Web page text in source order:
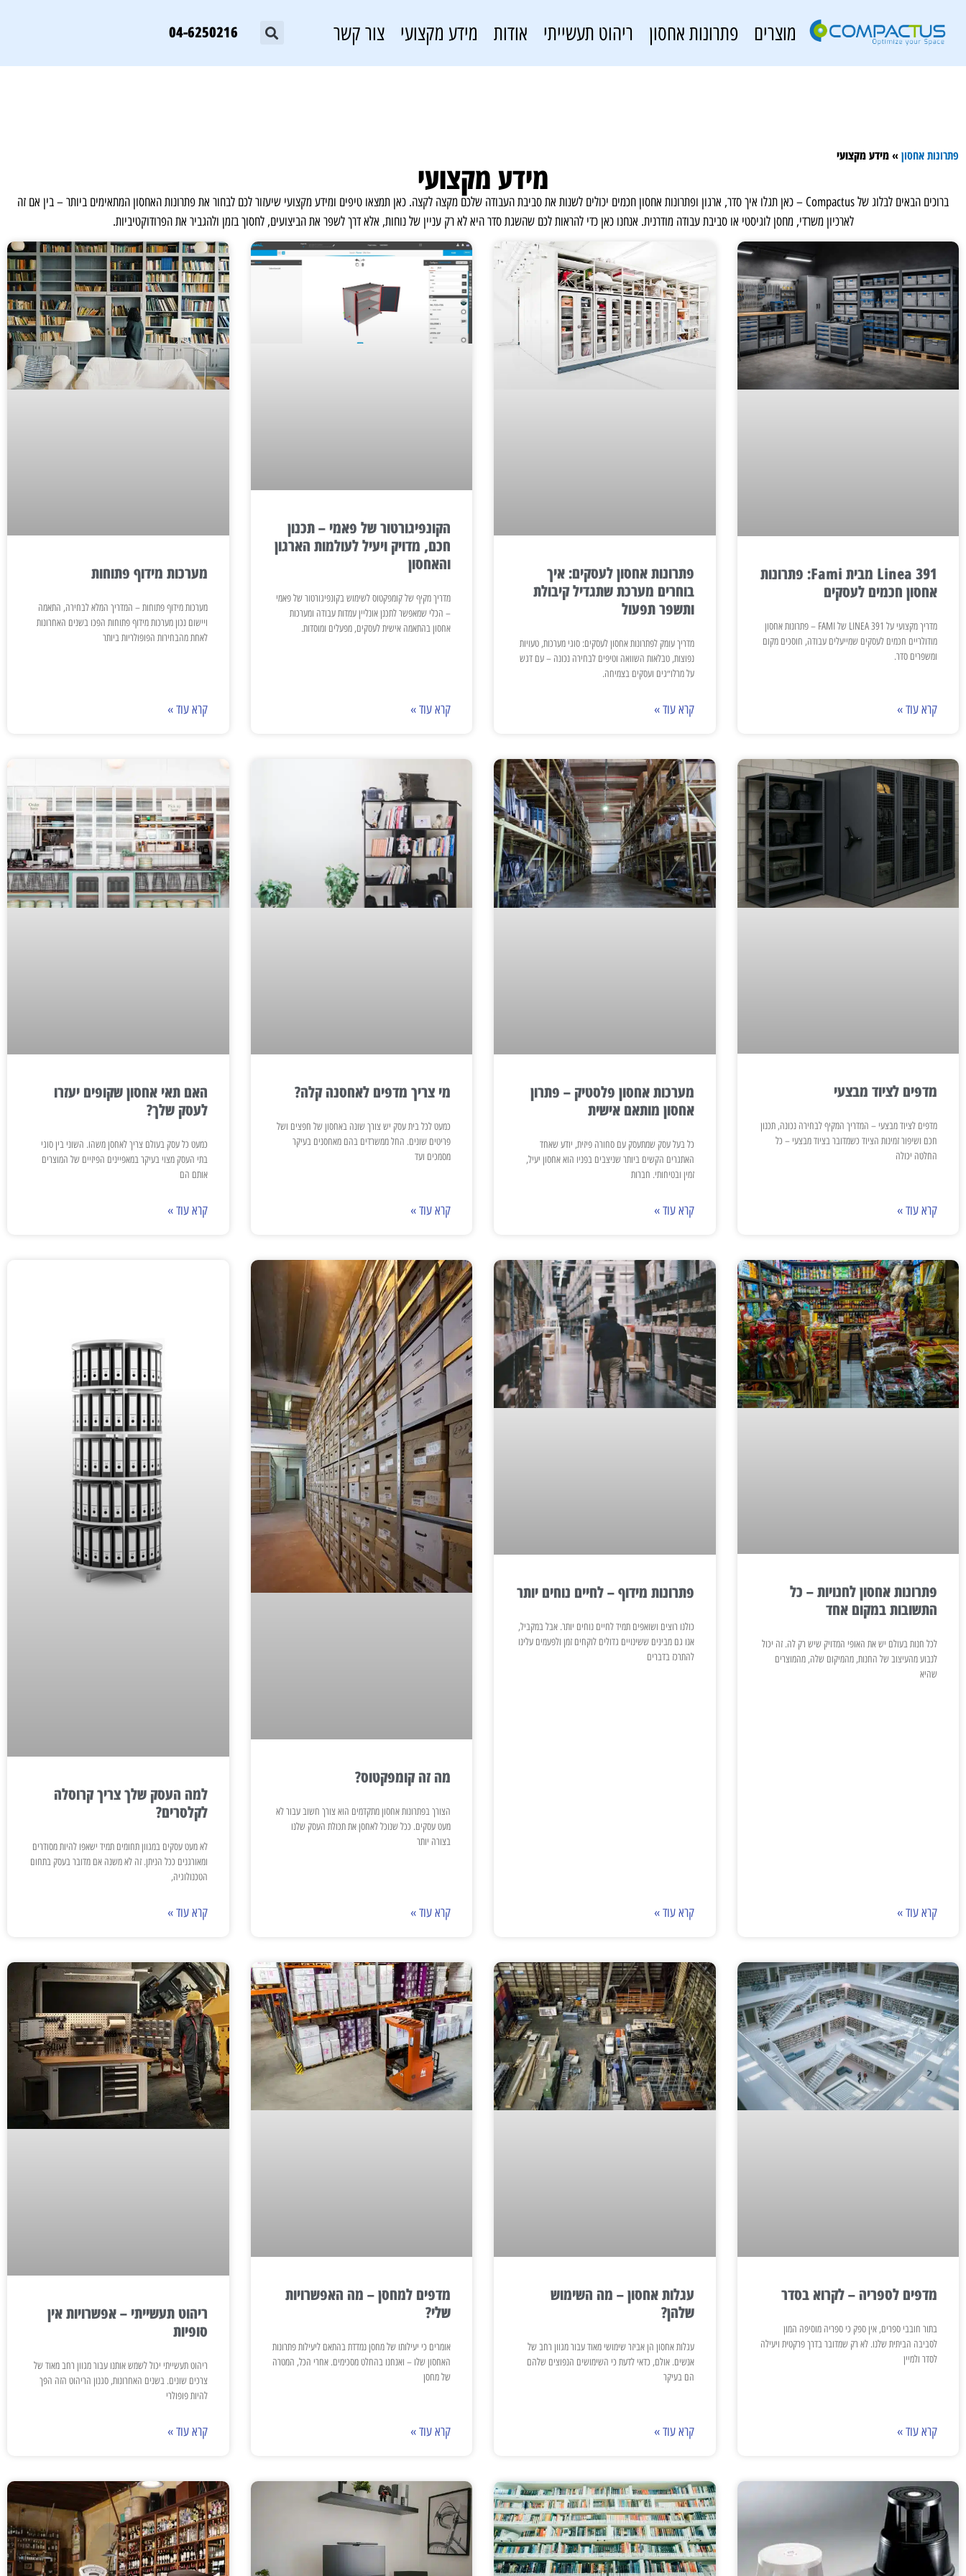
מוצרים פתרונות אחסון ריהוט תעשייתי אודות מידע מקצועי צור קשר 04-6250216
פתרונות אחסון»מידע מקצועי
מידע מקצועי
ברוכים הבאים לבלוג של Compactus – כאן תגלו איך סדר, ארגון ופתרונות אחסון חכמים יכולים לשנות את סביבת העבודה שלכם מקצה לקצה. כאן תמצאו טיפים ומידע מקצועי שיעזור לכם לבחור את פתרונות האחסון המתאימים ביותר – בין אם זה
לארכיון משרדי, מחסן לוגיסטי או סביבת עבודה מודרנית. אנחנו כאן כדי להראות לכם שהשגת סדר היא לא רק עניין של נוחות, אלא דרך לשפר את הביצועים, לחסוך בזמן ולהגביר את הפרודוקטיביות.
Linea 391 מבית Fami: פתרונות
אחסון חכמים לעסקים
מדריך מקצועי על LINEA 391 של FAMI – פתרונות אחסון
מודולריים חכמים לעסקים שמייעלים עבודה, חוסכים מקום
ומשפרים סדר.
קרא עוד »
פתרונות אחסון לעסקים: איך
בוחרים מערכת שתגדיל קיבולת
ותשפר תפעול
מדריך עומק לפתרונות אחסון לעסקים: סוגי מערכות, טעויות
נפוצות, טבלאות השוואה וטיפים לבחירה נכונה – עם דגש
על מרלו״גים ועסקים בצמיחה.
קרא עוד »
הקונפיגורטור של פאמי – תכנון
חכם, מדויק ויעיל לעולמות הארגון
והאחסון
מדריך מקיף של קומפקטוס לשימוש בקונפיגורטור של פאמי
– הכלי שמאפשר לתכנן אונליין עמדות עבודה ומערכות
אחסון בהתאמה אישית לעסקים, מפעלים ומוסדות.
קרא עוד »
מערכות מידוף פתוחות
מערכות מידוף פתוחות – המדריך המלא לבחירה, התאמה
ויישום נכון מערכות מידוף פתוחות הפכו בשנים האחרונות
לאחת מהבחירות הפופולריות ביותר
קרא עוד »
מדפים לציוד מבצעי
מדפים לציוד מבצעי – המדריך המקיף לבחירה נכונה, תכנון
חכם ושיפור זמינות הציוד כשמדובר בציוד מבצעי – כל
החלטה יכולה
קרא עוד »
מערכות אחסון פלסטיק – פתרון
אחסון מותאם אישית
כל בעל עסק שמתעסק עם סחורה פיזית, יודע שאחד
האתגרים הקשים ביותר שניצבים בפניו הוא אחסון יעיל,
זמין ובטיחותי. חברות
קרא עוד »
מי צריך מדפים לאחסנה קלה?
כמעט לכל בית עסק יש צורך שונה באחסון של חפצים ושל
פריטים שונים. החל ממשרדים בהם מאחסנים בעיקר
מסמכים ועד
קרא עוד »
האם תאי אחסון שקופים יעזרו
לעסק שלך?
כמעט כל עסק בעולם צריך לאחסן משהו. השוני בין סוגי
בתי העסק מצוי בעיקר במאפיינים הפיזיים של המוצרים
אותם הם
קרא עוד »
פתרונות אחסון לחנויות – כל
התשובות במקום אחד
לכל חנות בעולם יש את האופי המדויק שיש רק לה. זה יכול
לנבוע מהעיצוב של החנות, מהמיקום שלה, מהמוצרים
שהיא
קרא עוד »
פתרונות מידוף – לחיים נוחים יותר
כולנו רוצים ושואפים תמיד לחיים נוחים יותר. אבל במקביל,
אנו גם מבינים ששינויים גדולים לוקחים זמן ולפעמים עלינו
להתרכז בדברים
קרא עוד »
מה זה קומפקטוס?
הצורך בפתרונות אחסון מתקדמים הוא צורך חשוב עבור לא
מעט עסקים. ככל שנוכל לאחסן את תכולת העסק שלנו
בצורה יותר
קרא עוד »
למה העסק שלך צריך קרוסלה
לקלסרים?
לא מעט עסקים במגוון תחומים תמיד ישאפו להיות מסודרים
ומאורגנים ככל הניתן. זה לא משנה אם מדובר בעסק בתחום
הטכנולוגיה,
קרא עוד »
מדפים לספריה – לקרוא בסדר
בתור חובבי ספרים, אין ספק כי ספריה מוסיפה המון
לסביבה הביתית שלנו. לא רק שמדובר בדרך פרקטית ויעילה
לסדר ולמיין
קרא עוד »
עגלות אחסון – מה השימוש
שלהן?
עגלות אחסון הן אביזר שימושי מאוד עבור מגוון רחב של
אנשים. אולם, כדאי לדעת כי השימושים הנפוצים שלהם
הם בעיקר
קרא עוד »
מדפים למחסן – מה האפשרויות
שלי?
אומרים כי יעילותו של מחסן נמדדת בהתאם ליעילות פתרונות
האחסון שלו – ואנחנו בהחלט מסכימים. אחרי הכל, המטרה
של מחסן
קרא עוד »
ריהוט תעשייתי – אפשרויות אין
סופיות
ריהוט תעשייתי יכול לשמש אותנו עבור מגוון רחב מאוד של
צרכים שונים. בשנים האחרונות, סגנון הריהוט הזה הפך
להיות פופולרי
קרא עוד »